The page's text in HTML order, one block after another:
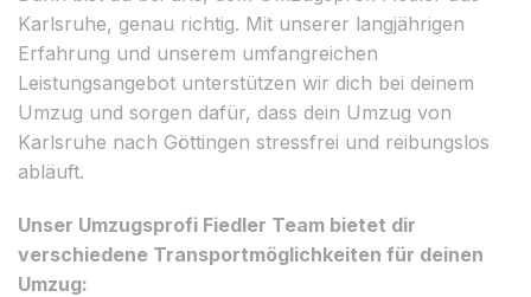
Karlsruhe, genau richtig. Mit unserer langjährigen
Erfahrung und unserem umfangreichen
Leistungsangebot unterstützen wir dich bei deinem
Umzug und sorgen dafür, dass dein Umzug von
Karlsruhe nach Göttingen stressfrei und reibungslos
abläuft.
Unser Umzugsprofi Fiedler Team bietet dir
verschiedene Transportmöglichkeiten für deinen
Umzug: